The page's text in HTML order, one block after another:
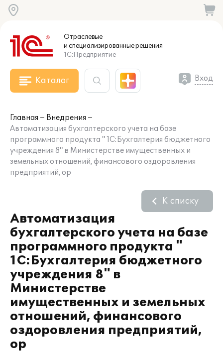
Отраслевые
и специализированныерешения
1С:Предприятие
Каталог Вход
Главная
Внедрения
Автоматизация бухгалтерского учета на базе
программного продукта " 1С:Бухгалтерия бюджетного
учреждения 8" в Министерстве имущественных и
земельных отношений, финансового оздоровления
предприятий, ор
Автоматизация
бухгалтерского учета на базе
программного продукта "
1С:Бухгалтерия бюджетного
учреждения 8" в
Министерстве
имущественных и земельных
отношений, финансового
оздоровления предприятий,
ор
К списку